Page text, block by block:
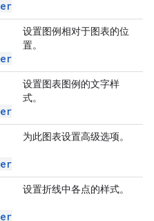
设置图例相对于图表的位
置。
设置图表图例的文字样
式。
为此图表设置高级选项。
设置折线中各点的样式。